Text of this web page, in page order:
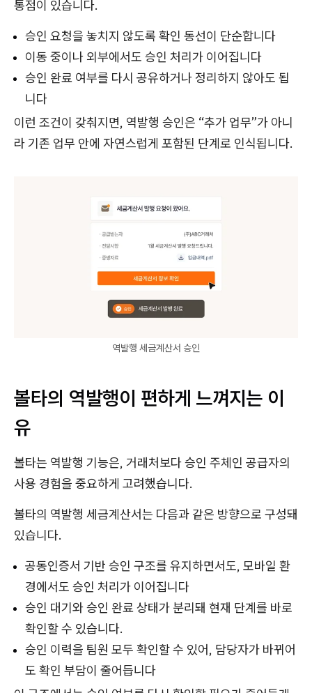
통점이 있습니다.
승인 요청을 놓치지 않도록 확인 동선이 단순합니다
이동 중이나 외부에서도 승인 처리가 이어집니다
승인 완료 여부를 다시 공유하거나 정리하지 않아도 됩
니다
이런 조건이 갖춰지면, 역발행 승인은 “추가 업무”가 아니
라 기존 업무 안에 자연스럽게 포함된 단계로 인식됩니다.
역발행 세금계산서 승인
볼타의 역발행이 편하게 느껴지는 이
유
볼타는 역발행 기능은, 거래처보다 승인 주체인 공급자의
사용 경험을 중요하게 고려했습니다.
볼타의 역발행 세금계산서는 다음과 같은 방향으로 구성돼
있습니다.
공동인증서 기반 승인 구조를 유지하면서도, 모바일 환
경에서도 승인 처리가 이어집니다
승인 대기와 승인 완료 상태가 분리돼 현재 단계를 바로
확인할 수 있습니다.
승인 이력을 팀원 모두 확인할 수 있어, 담당자가 바뀌어
도 확인 부담이 줄어듭니다